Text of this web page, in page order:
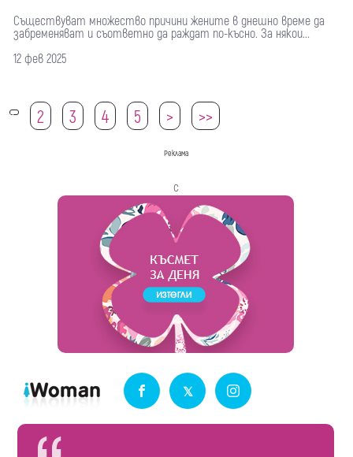
Съществуват множество причини жените в днешно време да
забременяват и съответно да раждат по-късно. За някои...
12 фев 2025
1 2 3 4 5 > >>
Реклама
с